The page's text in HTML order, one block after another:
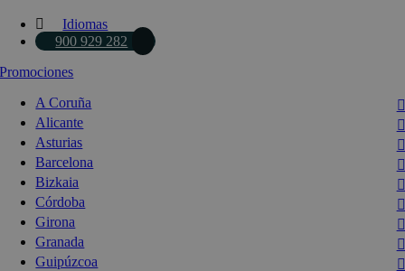
Idiomas
900 929 282
Promociones
A Coruña
Alicante
Asturias
Barcelona
Bizkaia
Córdoba
Girona
Granada
Guipúzcoa